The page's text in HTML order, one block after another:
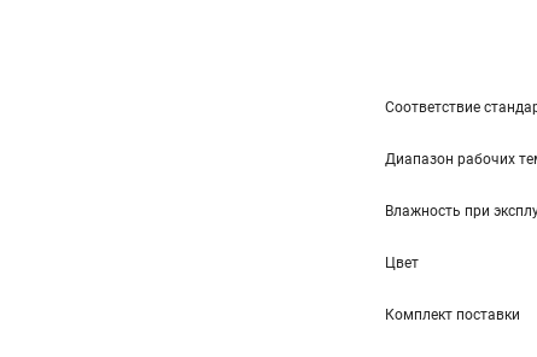
Соответствие
Диапазон рабочих
Влажность при
Цвет
Комплект поставки